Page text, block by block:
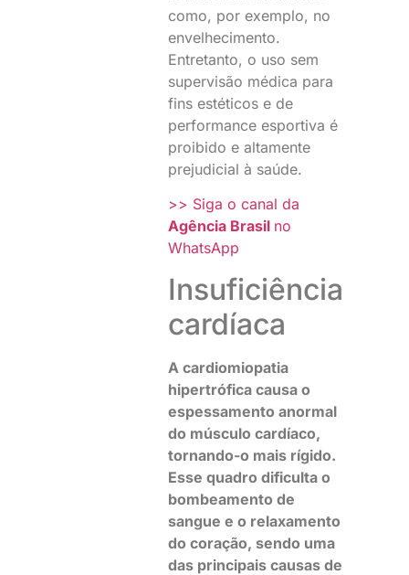
como, por exemplo, no
envelhecimento.
Entretanto, o uso sem
supervisão médica para
fins estéticos e de
performance esportiva é
proibido e altamente
prejudicial à saúde.
>> Siga o canal da
Agência Brasil no
WhatsApp
Insuficiência
cardíaca
A cardiomiopatia
hipertrófica causa o
espessamento anormal
do músculo cardíaco,
tornando-o mais rígido.
Esse quadro dificulta o
bombeamento de
sangue e o relaxamento
do coração, sendo uma
das principais causas de